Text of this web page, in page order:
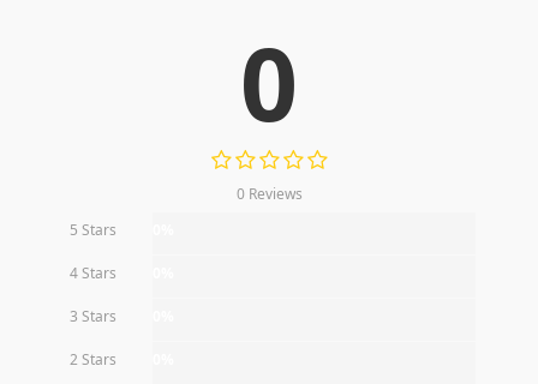
0
0 Reviews
5 Stars
4 Stars
3 Stars
2 Stars